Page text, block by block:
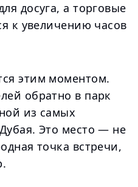
досуга, а торговые
к увеличению часов
этим моментом.
обратно в парк
из самых
Это место — не
точка встречи,